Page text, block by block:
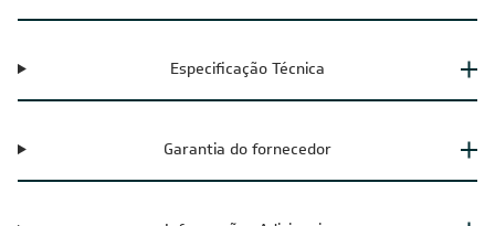
Especificação Técnica
Garantia do fornecedor